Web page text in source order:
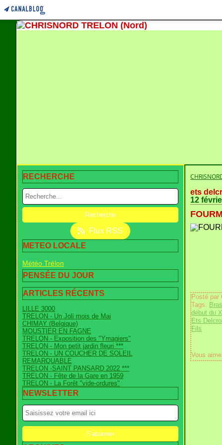
RECHERCHE
Flux RSS
METEO LOCALE
Météo Trélon
PENSÉE DU JOUR
ARTICLES RÉCENTS
LILLE 3000
TRELON - Un Joli mois de Mai
CHIMAY (Belgique)
MOUSTIER EN FAGNE
TRELON - Exposition des "Ymagiers"
TRELON - Mon petit jardin fleuri ***
TRELON - UN COUCHER DE SOLEIL
REMARQUABLE
TRELON -SAINT PANSARD 2022 ***
TRELON - Fête de la Gare en 1959
TRELON - La Forêt "vide-ordures"
NEWSLETTER
ets
12
Posté par
Tags:
début du
Ets
Fils
Vous